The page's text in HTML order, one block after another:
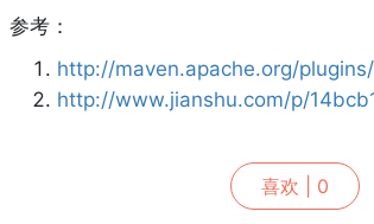
参考：
http://maven.apache.org/
http://www.jianshu.com/p/
喜欢 | 0